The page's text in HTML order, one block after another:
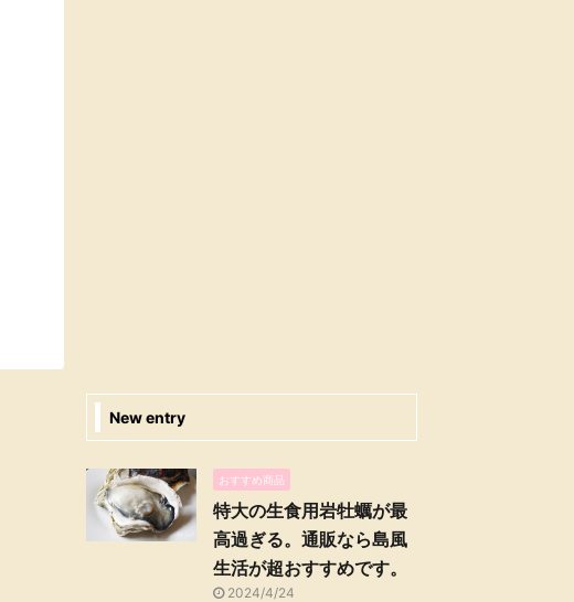
New entry
おすすめ商品
特大の生食用岩牡蠣が最
高過ぎる。通販なら島風
生活が超おすすめです。
2024/4/24